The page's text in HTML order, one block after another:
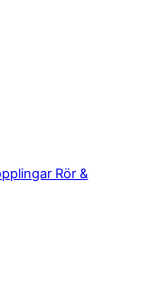
Rör &